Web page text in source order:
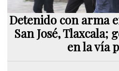
Detenido con arma
San José, Tlaxcala;
en la vía